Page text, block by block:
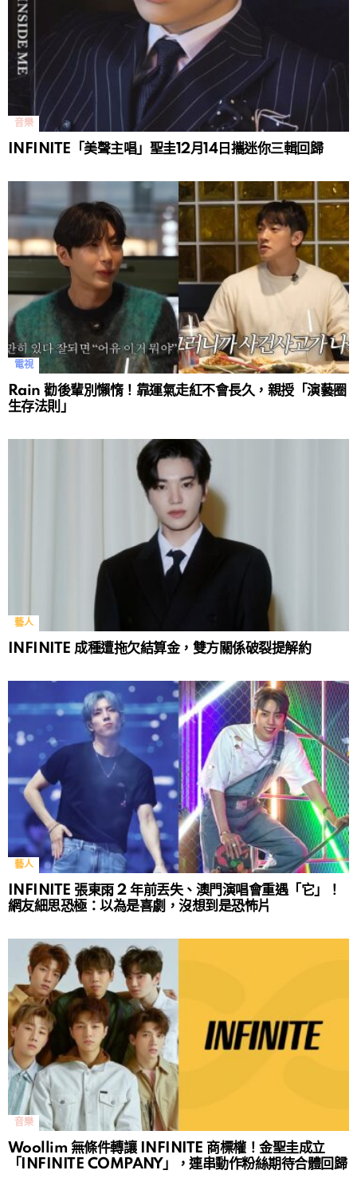
音樂
INFINITE「美聲主唱」聖圭12月14日攜迷你三輯回歸
電視
Rain 勸後輩別懶惰！靠運氣走紅不會長久，親授「演藝圈
生存法則」
藝人
INFINITE 成種遭拖欠結算金，雙方關係破裂提解約
藝人
INFINITE 張東雨 2 年前丟失、澳門演唱會重遇「它」！
網友細思恐極：以為是喜劇，沒想到是恐怖片
音樂
Woollim 無條件轉讓 INFINITE 商標權！金聖圭成立
「INFINITE COMPANY」，連串動作粉絲期待合體回歸